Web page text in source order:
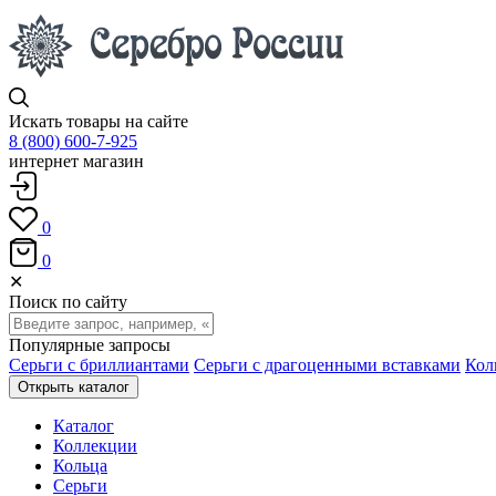
Искать товары на сайте
8 (800) 600-7-925
интернет магазин
0
0
✕
Поиск по сайту
Популярные запросы
Серьги с бриллиантами Серьги с драгоценными вставками
Открыть каталог
Каталог
Коллекции
Кольца
Серьги